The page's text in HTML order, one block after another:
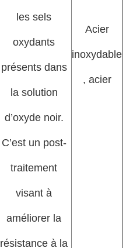
les sels
oxydants
présents dans
la solution
d’oxyde noir.
C’est un post-
traitement
visant à
améliorer la
résistance à la
Acier
inoxydable
, acier